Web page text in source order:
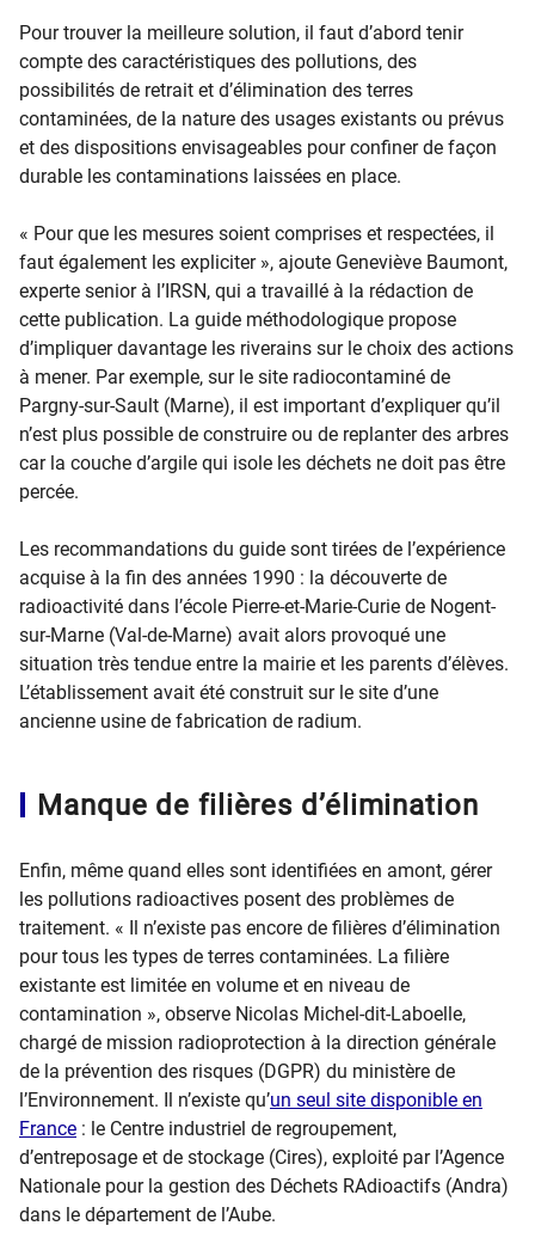
Pour trouver la meilleure solution, il faut d’abord tenir
compte des caractéristiques des pollutions, des
possibilités de retrait et d’élimination des terres
contaminées, de la nature des usages existants ou prévus
et des dispositions envisageables pour confiner de façon
durable les contaminations laissées en place.
« Pour que les mesures soient comprises et respectées, il
faut également les expliciter », ajoute Geneviève Baumont,
experte senior à l’IRSN, qui a travaillé à la rédaction de
cette publication. La guide méthodologique propose
d’impliquer davantage les riverains sur le choix des actions
à mener. Par exemple, sur le site radiocontaminé de
Pargny-sur-Sault (Marne), il est important d’expliquer qu’il
n’est plus possible de construire ou de replanter des arbres
car la couche d’argile qui isole les déchets ne doit pas être
percée.
Les recommandations du guide sont tirées de l’expérience
acquise à la fin des années 1990 : la découverte de
radioactivité dans l’école Pierre-et-Marie-Curie de Nogent-
sur-Marne (Val-de-Marne) avait alors provoqué une
situation très tendue entre la mairie et les parents d’élèves.
L’établissement avait été construit sur le site d’une
ancienne usine de fabrication de radium.
Manque de filières d’élimination
Enfin, même quand elles sont identifiées en amont, gérer
les pollutions radioactives posent des problèmes de
traitement. « Il n’existe pas encore de filières d’élimination
pour tous les types de terres contaminées. La filière
existante est limitée en volume et en niveau de
contamination », observe Nicolas Michel-dit-Laboelle,
chargé de mission radioprotection à la direction générale
de la prévention des risques (DGPR) du ministère de
l’Environnement. Il n’existe qu’un seul site disponible en
France : le Centre industriel de regroupement,
d’entreposage et de stockage (Cires), exploité par l’Agence
Nationale pour la gestion des Déchets RAdioactifs (Andra)
dans le département de l’Aube.